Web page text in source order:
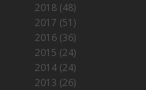
2018(48)
2017 (51)
2016(36)
2015 (24)
2014(24)
2013 (26)